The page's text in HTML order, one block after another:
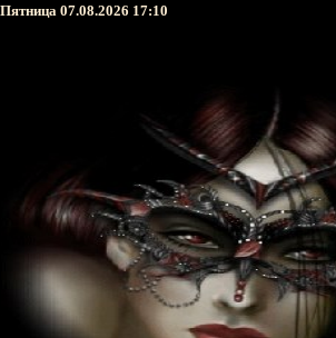
Пятница 07.08.2026 17:10